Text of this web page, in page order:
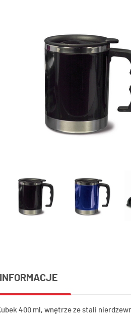
INFORMACJE
400 ml, wnętrze ze stali